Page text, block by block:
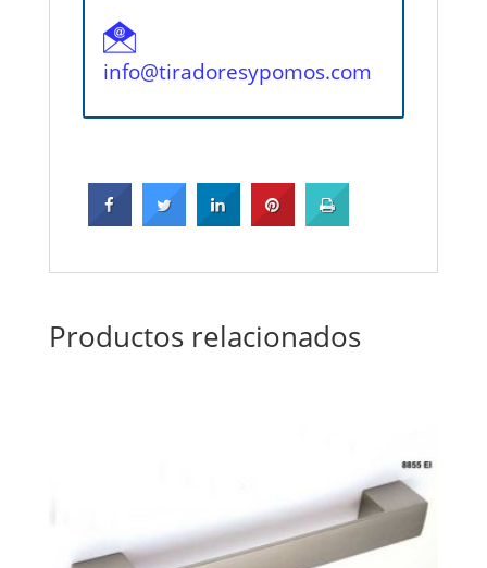
info@tiradoresypomos.com
Productos relacionados